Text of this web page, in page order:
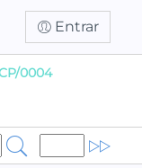
Entrar
0004